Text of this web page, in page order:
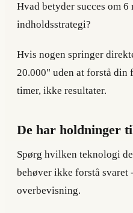
Hvad betyder succes om 6
indholdsstrategi?
Hvis nogen springer
20.000" uden at forstå din
timer, ikke resultater.
De har holdninger
Spørg hvilken teknologi
behøver ikke forstå svaret
overbevisning.